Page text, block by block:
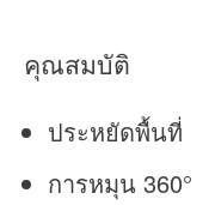
คุณสมบัติ
ประหยัดพื้นที่
การหมุน 360°